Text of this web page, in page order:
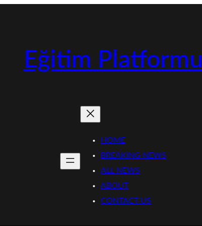
Eğitim Platformu
HOME
BREAKING NEWS
ALL NEWS
ABOUT
CONTACT US